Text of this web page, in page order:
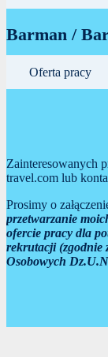
Barman /
Oferta pracy
Zainteresowanych
travel.com lub
Prosimy o
przetwarzanie
ofercie pracy dla
rekrutacji (zgodnie
Osobowych